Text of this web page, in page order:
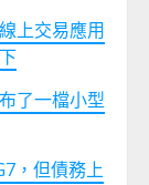
上交易應用
了一檔小型
，但債務上